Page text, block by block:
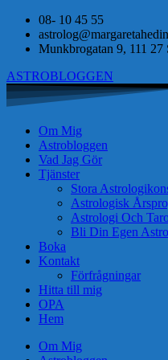
08- 10 45 55
Munkbrogatan 9, 111 27
ASTROBLOGGEN
Om Mig
Astrobloggen
Vad Jag Gör
Tjänster
Stora
Astrologisk
Astrologi Och
Bli Din Egen
Boka
Kontakt
Förfrågningar
Hitta till mig
OPA
Hem
Om Mig